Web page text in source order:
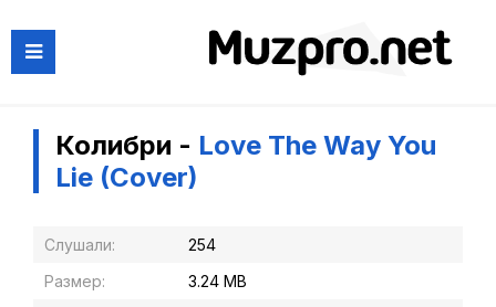
Колибри - Love The Way You
Lie (Cover)
Слушали:
254
Размер:
3.24 MB